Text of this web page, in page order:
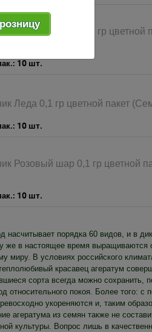
Красный букет 0,1 гр цветной
10 шт.
Леда 0,1 гр цветной пакет
10 шт.
Розовый шар 0,1 гр цветной
10 шт.
порядка 60 видов, и в
в настоящее время выращиваются
миру. В условиях российского
красавец агератум
сорта всегда можно сохранить,
относительного покоя. Более того:
укореняются и, таким
агератума из семян также не
культуры. Вопрос лишь в